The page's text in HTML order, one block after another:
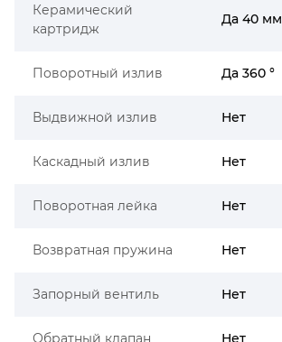
Керамический
картридж
Да 40 мм
Поворотный излив Да 360 °
Выдвижной излив Нет
Каскадный излив Нет
Поворотная лейка Нет
Возвратная пружина Нет
Запорный вентиль Нет
Обратный клапан Нет